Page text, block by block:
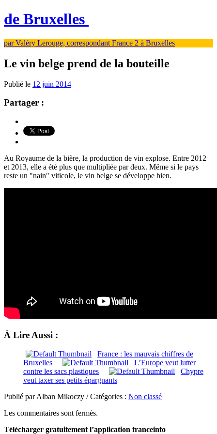
de Bruxelles
par Valéry Lerouge, correspondant France 2 à Bruxelles
Le vin belge prend de la bouteille
Publié le 12 juin 2014
Partager :
Au Royaume de la bière, la production de vin explose. Entre 2012
et 2013, elle a été plus que multipliée par deux. Même si le pays
reste un "nain" viticole, le vin belge se développe bien.
À Lire Aussi :
France : les mauvais chiffres de
Bruxelles
L’Europe veut lutter
contre les sacs plastiques
Chypre
veut taxer ses petits épargnants
Publié par Alban Mikoczy / Catégories : Non classé
Les commentaires sont fermés.
Télécharger gratuitement l’application franceinfo